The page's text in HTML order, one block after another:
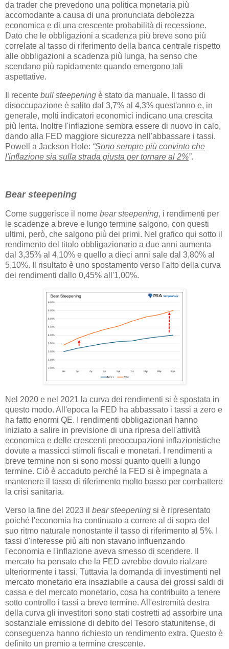
da trader che prevedono una politica monetaria più
accomodante a causa di una pronunciata debolezza
economica e di una crescente probabilità di recessione.
Dato che le obbligazioni a scadenza più breve sono più
correlate al tasso di riferimento della banca centrale rispetto
alle obbligazioni a scadenza più lunga, ha senso che
scendano più rapidamente quando emergono tali
aspettative.
Il recente bull steepening è stato da manuale. Il tasso di
disoccupazione è salito dal 3,7% al 4,3% quest'anno e, in
generale, molti indicatori economici indicano una crescita
più lenta. Inoltre l'inflazione sembra essere di nuovo in calo,
dando alla FED maggiore sicurezza nell'abbassare i tassi.
Powell a Jackson Hole: “Sono sempre più convinto che
l'inflazione sia sulla strada giusta per tornare al 2%”.
Bear steepening
Come suggerisce il nome bear steepening, i rendimenti per
le scadenze a breve e lungo termine salgono, con questi
ultimi, però, che salgono più dei primi. Nel grafico qui sotto il
rendimento del titolo obbligazionario a due anni aumenta
dal 3,35% al ​​4,10% e quello a dieci anni sale dal 3,80% al
5,10%. Il risultato è uno spostamento verso l'alto della curva
dei rendimenti dallo 0,45% all'1,00%.
Nel 2020 e nel 2021 la curva dei rendimenti si è spostata in
questo modo. All'epoca la FED ha abbassato i tassi a zero e
ha fatto enormi QE. I rendimenti obbligazionari hanno
iniziato a salire in previsione di una ripresa dell'attività
economica e delle crescenti preoccupazioni inflazionistiche
dovute a massicci stimoli fiscali e monetari. I rendimenti a
breve termine non si sono mossi quanto quelli a lungo
termine. Ciò è accaduto perché la FED si è impegnata a
mantenere il tasso di riferimento molto basso per combattere
la crisi sanitaria.
Verso la fine del 2023 il bear steepening si è ripresentato
poiché l'economia ha continuato a correre al di sopra del
suo ritmo naturale nonostante il tasso di riferimento al 5%. I
tassi d'interesse più alti non stavano influenzando
l'economia e l'inflazione aveva smesso di scendere. Il
mercato ha pensato che la FED avrebbe dovuto rialzare
ulteriormente i tassi. Tuttavia la domanda di investimenti nel
mercato monetario era insaziabile a causa dei grossi saldi di
cassa e del mercato monetario, cosa ha contribuito a tenere
sotto controllo i tassi a breve termine. All'estremità destra
della curva gli investitori sono stati costretti ad assorbire una
sostanziale emissione di debito del Tesoro statunitense, di
conseguenza hanno richiesto un rendimento extra. Questo è
definito un premio a termine crescente.